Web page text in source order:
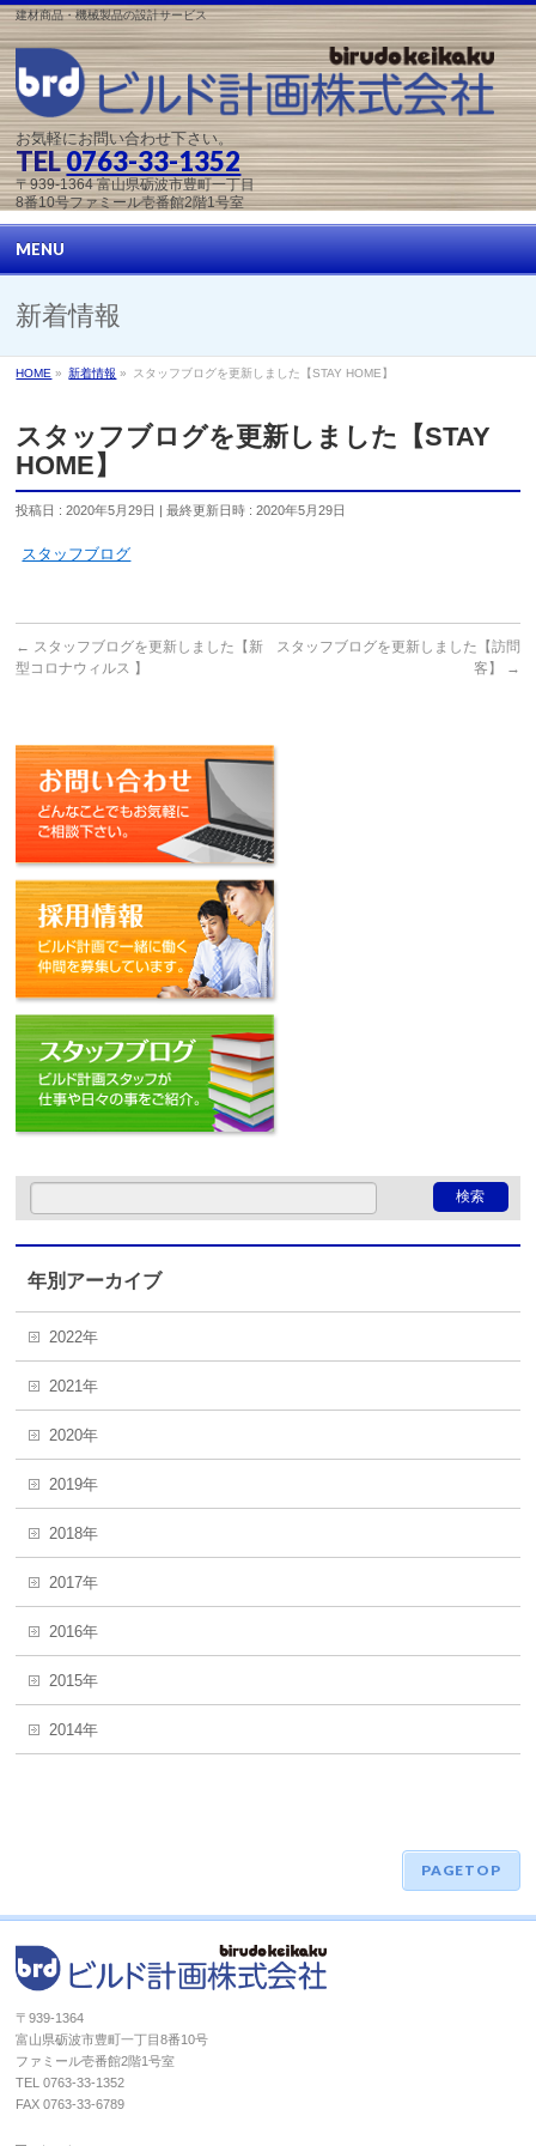
建材商品・機械製品の設計サービス
お気軽にお問い合わせ下さい。
TEL0763-33-1352
〒939-1364 富山県砺波市豊町一丁目
8番10号ファミール壱番館2階1号室
MENU
新着情報
HOME » 新着情報 » スタッフブログを更新しました【STAY HOME】
スタッフブログを更新しました【STAY
HOME】
投稿日 : 2020年5月29日 最終更新日時 : 2020年5月29日
スタッフブログ
← スタッフブログを更新しました【新
型コロナウィルス 】
スタッフブログを更新しました【訪問
客】
→
年別アーカイブ
2022年
2021年
2020年
2019年
2018年
2017年
2016年
2015年
2014年
PAGETOP
〒939-1364
富山県砺波市豊町一丁目8番10号
ファミール壱番館2階1号室
TEL 0763-33-1352
FAX 0763-33-6789